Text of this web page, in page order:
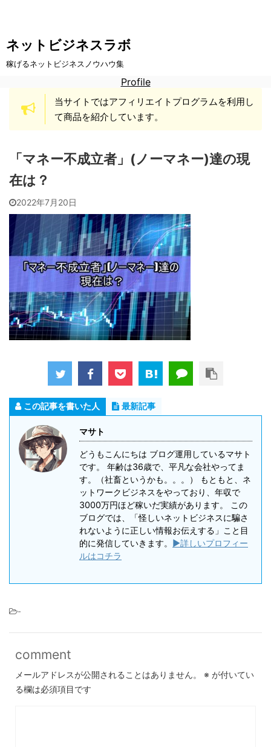
ネットビジネスラボ
稼げるネットビジネスノウハウ集
Profile
当サイトではアフィリエイトプログラムを利用し
て商品を紹介しています。
「マネー不成立者」(ノーマネー)達の現
在は？
2022年7月20日
この記事を書いた人 最新記事
マサト
どうもこんにちは ブログ運用しているマサト
です。 年齢は36歳で、平凡な会社やってま
す。（社畜というかも。。。） もともと、ネ
ットワークビジネスをやっており、年収で
3000万円ほど稼いだ実績があります。 この
ブログでは、「怪しいネットビジネスに騙さ
れないように正しい情報お伝えする」こと目
的に発信していきます。 ▶詳しいプロフィー
ルはコチラ
-
comment
メールアドレスが公開されることはありません。 ※ が付いてい
る欄は必須項目です